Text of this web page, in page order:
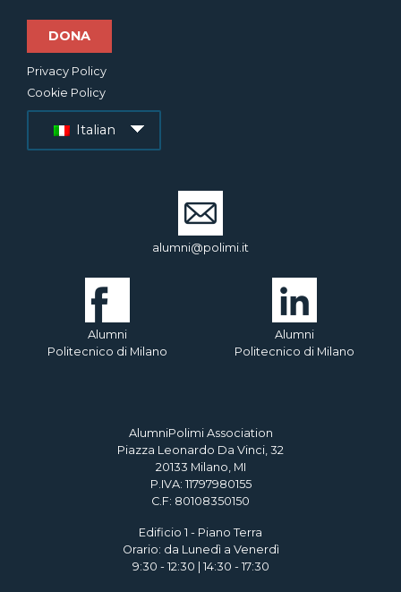
DONA
Privacy Policy
Cookie Policy
Italian
alumni@polimi.it
Alumni
Politecnico di Milano
Alumni
Politecnico di Milano
AlumniPolimi Association
Piazza Leonardo Da Vinci, 32
20133 Milano, MI
P.IVA: 11797980155
C.F: 80108350150
Edificio 1 - Piano Terra
Orario: da Lunedì a Venerdì
9:30 - 12:30 | 14:30 - 17:30